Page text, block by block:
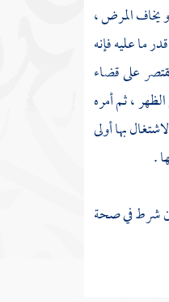
المرض ،
ما عليه فإنه
على قضاء
، ثم أمره
بها أولى
.
شرط في صحة